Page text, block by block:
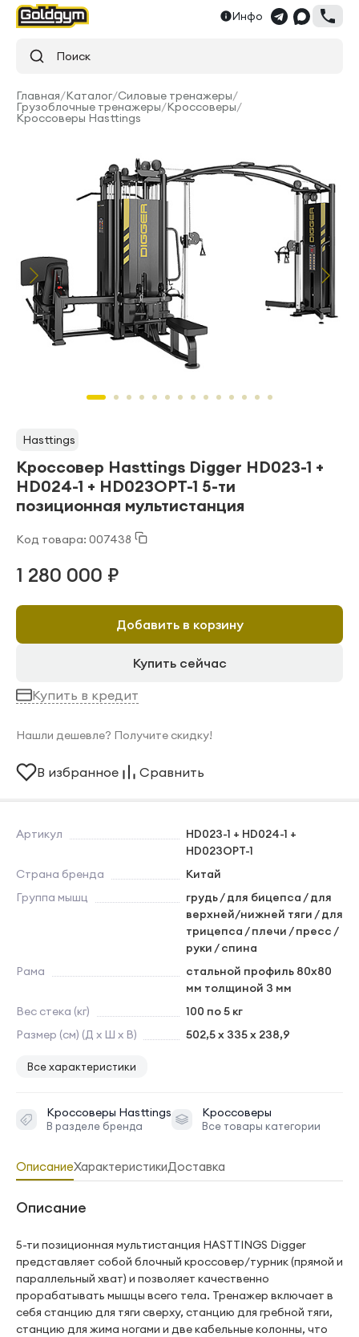
Инфо
Поиск
Главная/Каталог/Силовые тренажеры/
Грузоблочные тренажеры/Кроссоверы/
Кроссоверы Hasttings
Hasttings
Кроссовер Hasttings Digger HD023-1 +
HD024-1 + HD023OPT-1 5-ти
позиционная мультистанция
Код товара: 007438
Артикул
HD023-1 + HD024-1 +
HD023OPT-1
Страна бренда
Китай
Группа мышц
грудь / для бицепса / для
верхней/нижней тяги / для
трицепса / плечи / пресс /
руки / спина
Рама
стальной профиль 80х80
мм толщиной 3 мм
Вес стека (кг)
100 по 5 кг
Размер (см) (Д х Ш х В)
502,5 х 335 х 238,9
Все характеристики
Кроссоверы Hasttings
В разделе бренда
Кроссоверы
Все товары категории
1 280 000 ₽
Добавить в корзину
Купить сейчас
Купить в кредит
Нашли дешевле? Получите скидку!
В избранное Сравнить
ОписаниеХарактеристикиДоставка
Описание
5-ти позиционная мультистанция HASTTINGS Digger
представляет собой блочный кроссовер/турник (прямой и
параллельный хват) и позволяет качественно
прорабатывать мышцы всего тела. Тренажер включает в
себя станцию для тяги сверху, станцию для гребной тяги,
станцию для жима ногами и две кабельные колонны, что